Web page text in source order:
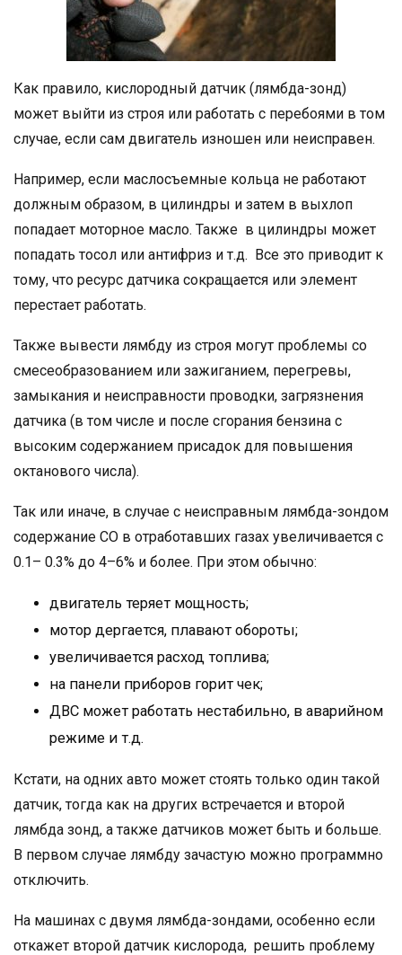
Как правило, кислородный датчик (лямбда-зонд)
может выйти из строя или работать с перебоями в том
случае, если сам двигатель изношен или неисправен.
Например, если маслосъемные кольца не работают
должным образом, в цилиндры и затем в выхлоп
попадает моторное масло. Также в цилиндры может
попадать тосол или антифриз и т.д. Все это приводит к
тому, что ресурс датчика сокращается или элемент
перестает работать.
Также вывести лямбду из строя могут проблемы со
смесеобразованием или зажиганием, перегревы,
замыкания и неисправности проводки, загрязнения
датчика (в том числе и после сгорания бензина с
высоким содержанием присадок для повышения
октанового числа).
Так или иначе, в случае с неисправным лямбда-зондом
содержание СО в отработавших газах увеличивается с
0.1– 0.3% до 4–6% и более. При этом обычно:
двигатель теряет мощность;
мотор дергается, плавают обороты;
увеличивается расход топлива;
на панели приборов горит чек;
ДВС может работать нестабильно, в аварийном
режиме и т.д.
Кстати, на одних авто может стоять только один такой
датчик, тогда как на других встречается и второй
лямбда зонд, а также датчиков может быть и больше.
В первом случае лямбду зачастую можно программно
отключить.
На машинах с двумя лямбда-зондами, особенно если
откажет второй датчик кислорода, решить проблему